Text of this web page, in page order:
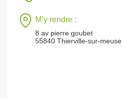
M’y rendre :
8 av pierre goubet
55840 Thierville-sur-meuse